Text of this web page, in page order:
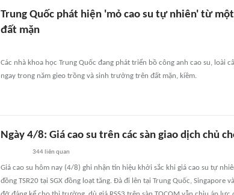
Trung Quốc phát hiện 'mỏ cao su tự nhiên' từ
đất mặn
Các nhà khoa học Trung Quốc đang phát triển bồ công anh cao su, loài
ngay trong năm gieo trồng và sinh trưởng trên đất mặn, kiềm.
Ngày 4/8: Giá cao su trên các sàn giao dịch chủ
344 liên quan
Giá cao su hôm nay (4/8) ghi nhận tín hiệu khởi sắc khi giá cao su tự
đồng TSR20 tại SGX đồng loạt tăng. Đà đi lên tại Trung Quốc, Singapore